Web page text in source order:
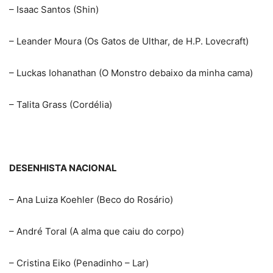
– Isaac Santos (Shin)
– Leander Moura (Os Gatos de Ulthar, de H.P. Lovecraft)
– Luckas Iohanathan (O Monstro debaixo da minha cama)
– Talita Grass (Cordélia)
DESENHISTA NACIONAL
– Ana Luiza Koehler (Beco do Rosário)
– André Toral (A alma que caiu do corpo)
– Cristina Eiko (Penadinho – Lar)